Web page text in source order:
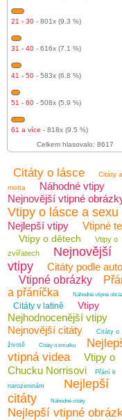
21 - 30 - 801x (9.3 %)
31 - 40 - 616x (7.1 %)
41 - 50 - 583x (6.8 %)
51 - 60 - 508x (5.9 %)
61 a více - 818x (9.5 %)
Celkem hlasovalo: 8617
Citáty o lásce
Citáty a
motta
Náhodné vtipy
Nejnovější vtipné
Vtipy o lásce a sexu
Nejlepší vtipy Vtipné
Vtipy o dětech
Vtipy o
zvířatech
Nejnovější
vtipy
Citáty podle
Vtipné obrázky
a přáníčka
Náhodné vtipné
Citáty v latině Vtipy
Nejhodnocenější vtipy
Nejnovější citáty
Citáty o
životě
Citáty o smutku
vtipná videa
Vtipy o
Chucku Norrisovi
Přání k
narozeninám
Nejlepší
citáty
Náhodné citáty
Nejlepší vtipné